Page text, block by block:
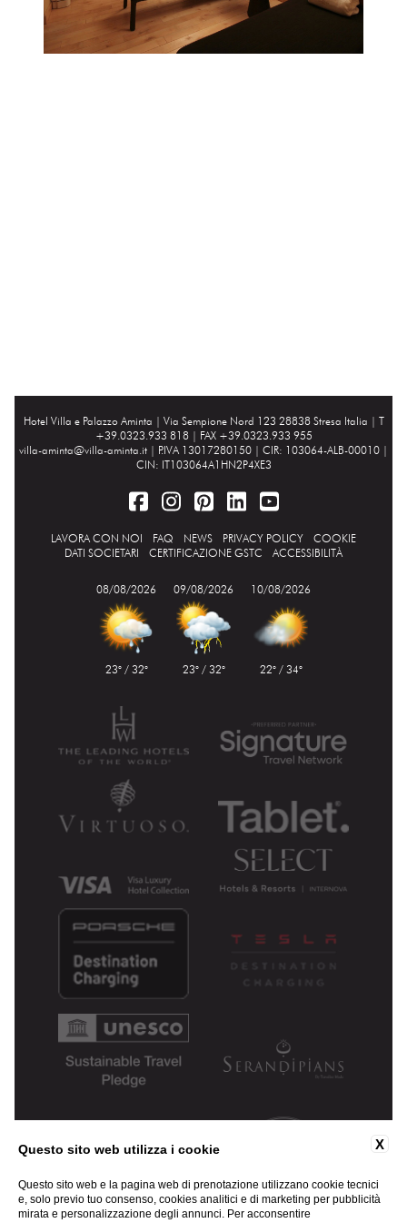
Hotel Villa e Palazzo Aminta | Via Sempione Nord 123 28838 Stresa Italia | T
+39.0323.933 818 | FAX +39.0323.933 955
villa-aminta@villa-aminta.it | P.IVA 13017280150 | CIR: 103064-ALB-00010 |
CIN: IT103064A1HN2P4XE3
LAVORA CON NOI FAQ NEWS PRIVACY POLICY
COOKIE
DATI SOCIETARI
CERTIFICAZIONE GSTC ACCESSIBILITÀ
08/08/2026
23° / 32°
09/08/2026
23° / 32°
10/08/2026
22° / 34°
X
Questo sito web utilizza i cookie
Questo sito web e la pagina web di prenotazione utilizzano cookie tecnici
e, solo previo tuo consenso, cookies analitici e di marketing per pubblicità
mirata e personalizzazione degli annunci. Per acconsentire